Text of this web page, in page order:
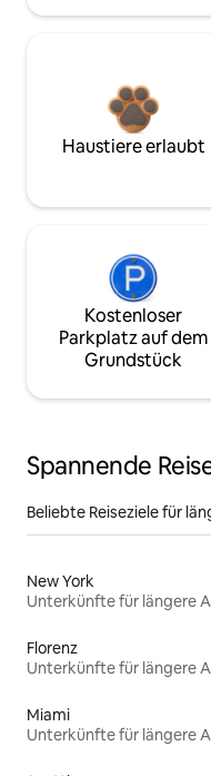
Haustiere erlaubt
Kostenloser
Parkplatz auf dem
Grundstück
Spannende
Beliebte Reiseziele für
New York
Florenz
Miami